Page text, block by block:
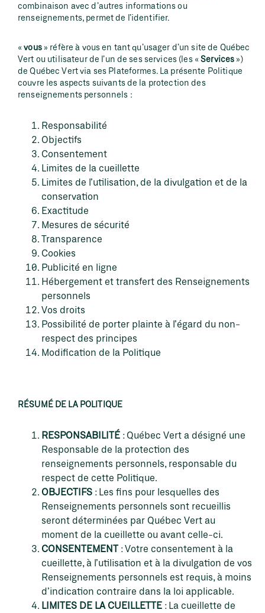
combinaison avec d’autres informations ou
renseignements, permet de l’identifier.
«vous» réfère à vous en tant qu’usager d’un site de Québec
Vert ou utilisateur de l’un de ses services (les «Services»)
de Québec Vert via ses Plateformes. La présente Politique
couvre les aspects suivants de la protection des
renseignements personnels :
Responsabilité
Objectifs
Consentement
Limites de la cueillette
Limites de l’utilisation, de la divulgation et de la
conservation
Exactitude
Mesures de sécurité
Transparence
Cookies
Publicité en ligne
Hébergement et transfert des Renseignements
personnels
Vos droits
Possibilité de porter plainte à l’égard du non-
respect des principes
Modification de la Politique
RÉSUMÉ DE LA POLITIQUE
RESPONSABILITÉ : Québec Vert a désigné une
Responsable de la protection des
renseignements personnels, responsable du
respect de cette Politique.
OBJECTIFS : Les fins pour lesquelles des
Renseignements personnels sont recueillis
seront déterminées par Québec Vert au
moment de la cueillette ou avant celle-ci.
CONSENTEMENT : Votre consentement à la
cueillette, à l’utilisation et à la divulgation de vos
Renseignements personnels est requis, à moins
d’indication contraire dans la loi applicable.
LIMITES DE LA CUEILLETTE : La cueillette de